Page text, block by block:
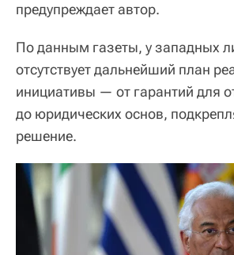
предупреждает автор.
По данным газеты, у западных
отсутствует дальнейший план
инициативы — от гарантий для
до юридических основ,
решение.